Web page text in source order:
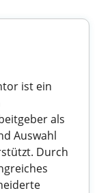
ist ein
als
Auswahl
Durch